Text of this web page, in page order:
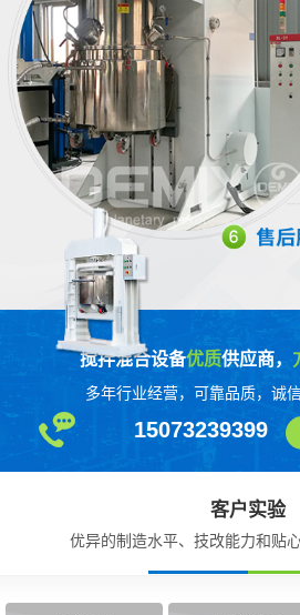
搅拌混合设备优质供应商，
多年行业经营，可靠品质，诚
15073239399
客户实验
优异的制造水平、技改能力和贴